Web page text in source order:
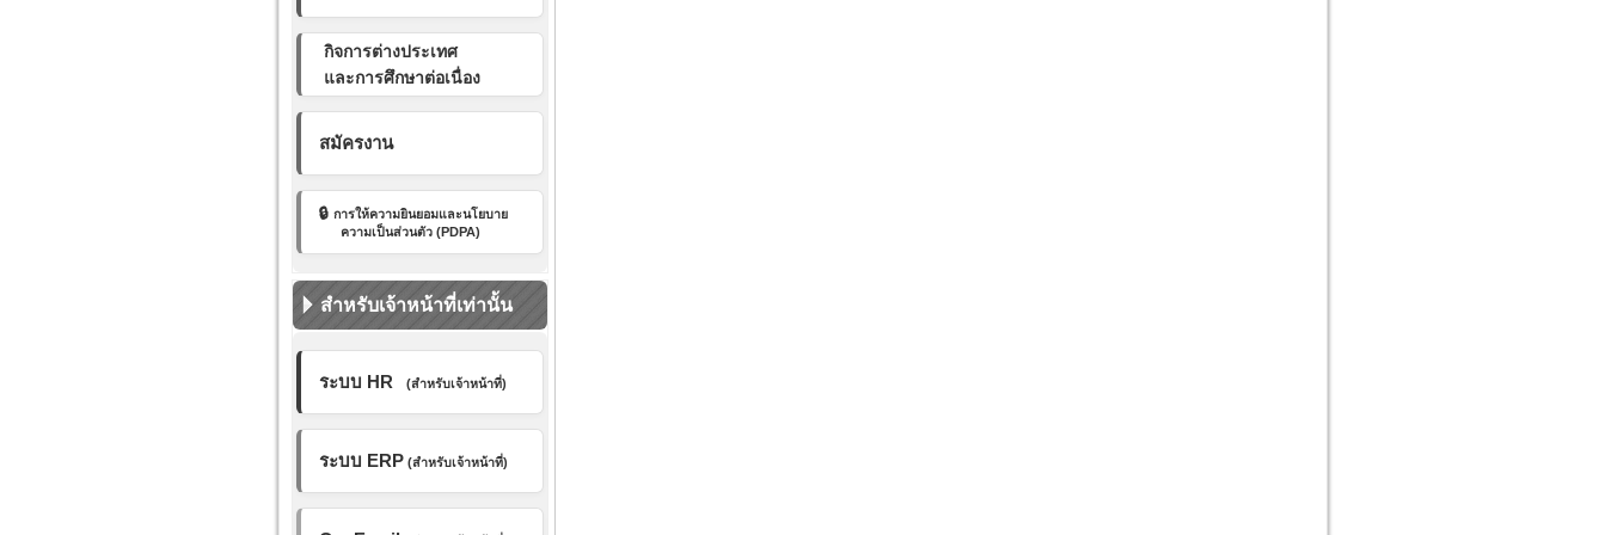
กิจการต่างประเทศ
และการศึกษาต่อเนื่อง
สมัครงาน
🔒 การให้ความยินยอมและนโยบาย
ความเป็นส่วนตัว (PDPA)
สำหรับเจ้าหน้าที่เท่านั้น
ระบบ HR (สำหรับเจ้าหน้าที่)
ระบบ ERP (สำหรับเจ้าหน้าที่)